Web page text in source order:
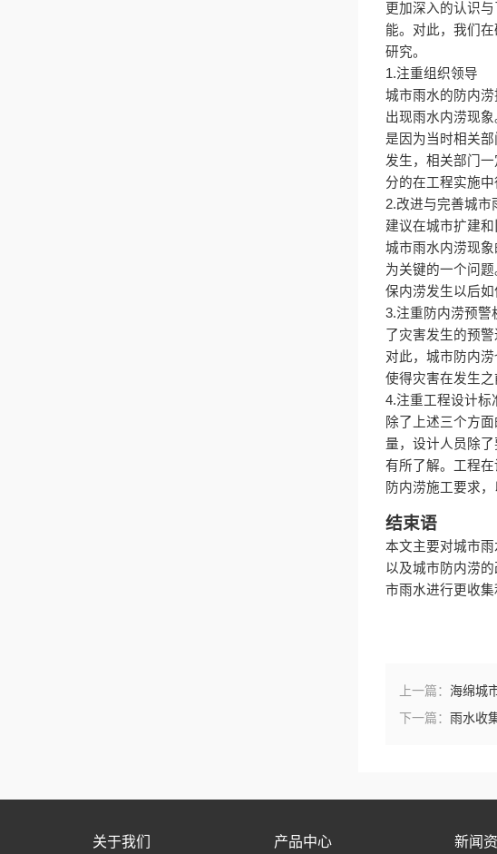
更加深入的认识
能。对此，我们
研究。
1.注重组织领导
城市雨水的防内
出现雨水内涝现
是因为当时相关
发生，相关部门
分的在工程实施中
2.改进与完善城市
建议在城市扩建
城市雨水内涝现
为关键的一个问
保内涝发生以后如
3.注重防内涝预警
了灾害发生的预警
对此，城市防内
使得灾害在发生
4.注重工程设计标
除了上述三个方
量，设计人员除
有所了解。工程
防内涝施工要求
结束语
本文主要对城市
以及城市防内涝
市雨水进行更收集
上一篇： 海绵城
下一篇： 雨水收
关于我们 产品中心 新闻